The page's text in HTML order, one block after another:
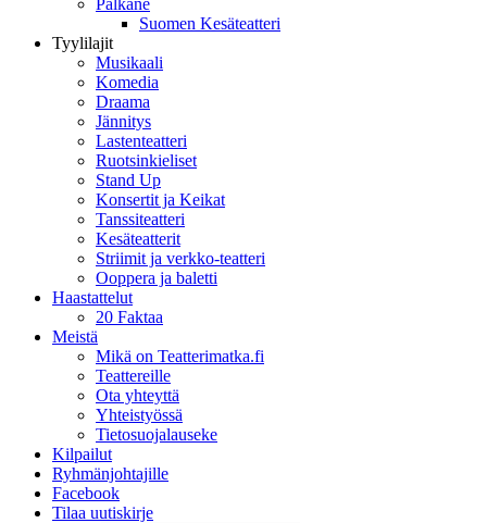
Pälkäne
Suomen Kesäteatteri
Tyylilajit
Musikaali
Komedia
Draama
Jännitys
Lastenteatteri
Ruotsinkieliset
Stand Up
Konsertit ja Keikat
Tanssiteatteri
Kesäteatterit
Striimit ja verkko-teatteri
Ooppera ja baletti
Haastattelut
20 Faktaa
Meistä
Mikä on Teatterimatka.fi
Teattereille
Ota yhteyttä
Yhteistyössä
Tietosuojalauseke
Kilpailut
Ryhmänjohtajille
Facebook
Tilaa uutiskirje